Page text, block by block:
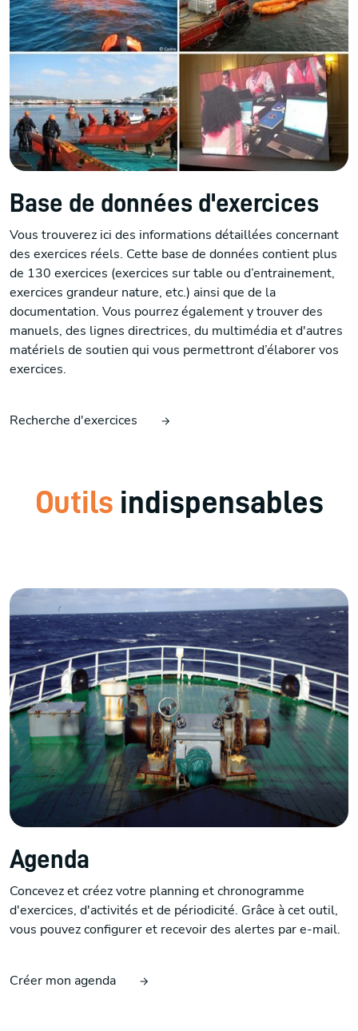
Base de données d'exercices
Vous trouverez ici des informations détaillées concernant
des exercices réels. Cette base de données contient plus
de 130 exercices (exercices sur table ou d’entrainement,
exercices grandeur nature, etc.) ainsi que de la
documentation. Vous pourrez également y trouver des
manuels, des lignes directrices, du multimédia et d'autres
matériels de soutien qui vous permettront d’élaborer vos
exercices.
Recherche d'exercices
Outils indispensables
Agenda
Concevez et créez votre planning et chronogramme
d'exercices, d'activités et de périodicité. Grâce à cet outil,
vous pouvez configurer et recevoir des alertes par e-mail.
Créer mon agenda